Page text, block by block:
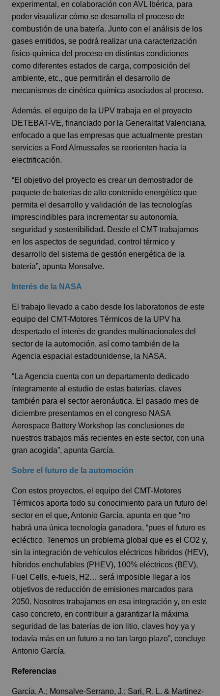
experimental, en colaboración con AVL Ibérica, para
poder visualizar cómo se desarrolla el proceso de
combustión de una batería. Junto con el análisis de los
gases emitidos, se podrá realizar una caracterización
físico-química del proceso en distintas condiciones
como diferentes estados de carga, composición del
ambiente, etc., que permitirán el desarrollo de
mecanismos de cinética química asociados al proceso.
Además, el equipo de la UPV trabaja en el proyecto
DETEBAT-VE, financiado por la Generalitat Valenciana,
enfocado a que las empresas que actualmente prestan
servicios a Ford Almussafes se reorienten hacia la
electrificación.
“El objetivo del proyecto es crear un demostrador de
paquete de baterías de alto contenido energético que
permita el desarrollo y validación de las tecnologías
imprescindibles para incrementar su autonomía,
seguridad y sostenibilidad. Desde el CMT trabajamos
en los aspectos de seguridad, control térmico y
desarrollo del sistema de gestión energética de la
batería”, apunta Monsalve.
Interés de la NASA
El trabajo llevado a cabo desde los laboratorios de este
equipo del CMT-Motores Térmicos de la UPV ha
despertado el interés de grandes multinacionales del
sector de la automoción, así como también de la
Agencia espacial estadounidense, la NASA.
“La Agencia cuenta con un departamento dedicado
íntegramente al estudio de estas baterías, claves
también para el sector aeronáutica. El pasado mes de
diciembre presentamos en el congreso NASA
Aerospace Battery Workshop las conclusiones de
nuestros trabajos más recientes en este sector, con una
gran acogida”, apunta García.
Sobre el futuro de la automoción
Con estos proyectos, el equipo del CMT-Motores
Térmicos aporta todo su conocimiento para un futuro del
sector en el que, Antonio García, apunta en que “no
habrá una única tecnología ganadora, “pues el futuro es
ecléctico. Tenemos un problema global que es el CO2 y,
sin la integración de vehículos eléctricos híbridos (HEV),
híbridos enchufables (PHEV), 100% eléctricos (BEV),
Fuel Cells, e-fuels, H2… será imposible llegar a los
objetivos de reducción de emisiones marcados para
2050. Nosotros trabajamos en esa integración y, en este
caso concreto, en contribuir a garantizar la máxima
seguridad de las baterías de ion litio, claves hoy ya y
todavía más en un futuro a no tan largo plazo”, concluye
Antonio García.
Referencias
García, A.; Monsalve-Serrano, J.; Sari, R. L. & Martinez-